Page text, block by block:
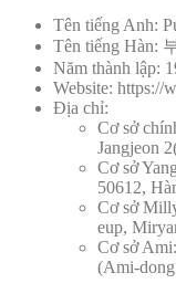
Tên tiếng Anh:
Tên tiếng Hàn:
Năm thành lập:
Website: https://
Địa chỉ:
Cơ sở
Jangjeon
Cơ sở
50612,
Cơ sở
eup,
Cơ sở
(Ami-